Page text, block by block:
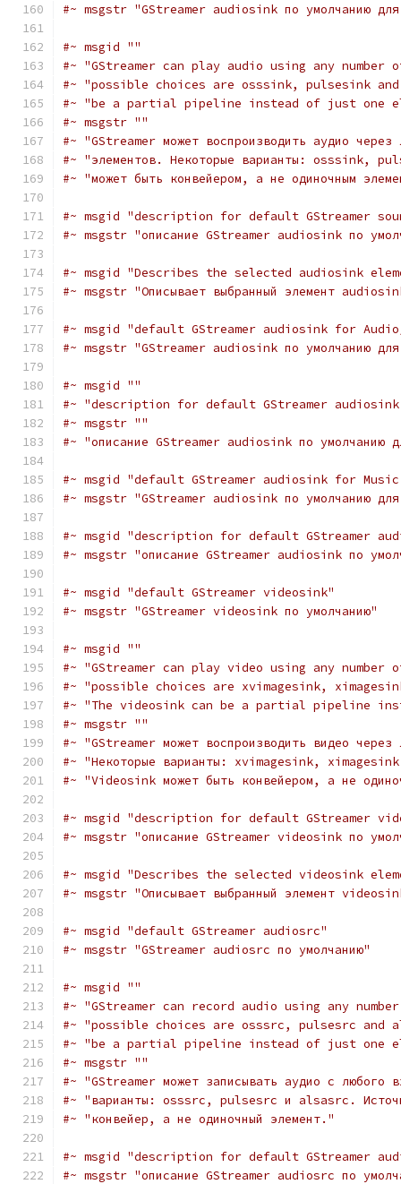
#~ msgstr "GStreamer audiosink по умолчанию для
#~ msgid ""
#~ "GStreamer can play audio using any number
#~ "possible choices are osssink, pulsesink
#~ "be a partial pipeline instead of just one
#~ msgstr ""
#~ "GStreamer может воспроизводить аудио
#~ "элементов. Некоторые варианты: osssink,
#~ "может быть конвейером, а не одиночным
#~ msgid "description for default GStreamer
#~ msgstr "описание GStreamer audiosink по
#~ msgid "Describes the selected audiosink
#~ msgstr "Описывает выбранный элемент
#~ msgid "default GStreamer audiosink for
#~ msgstr "GStreamer audiosink по умолчанию для
#~ msgid ""
#~ "description for default GStreamer
#~ msgstr ""
#~ "описание GStreamer audiosink по умолчанию
#~ msgid "default GStreamer audiosink for
#~ msgstr "GStreamer audiosink по умолчанию
#~ msgid "description for default GStreamer
#~ msgstr "описание GStreamer audiosink по
#~ msgid "default GStreamer videosink"
#~ msgstr "GStreamer videosink по умолчанию"
#~ msgid ""
#~ "GStreamer can play video using any number
#~ "possible choices are xvimagesink,
#~ "The videosink can be a partial pipeline
#~ msgstr ""
#~ "GStreamer может воспроизводить видео
#~ "Некоторые варианты: xvimagesink,
#~ "Videosink может быть конвейером, а не
#~ msgid "description for default GStreamer
#~ msgstr "описание GStreamer videosink по
#~ msgid "Describes the selected videosink
#~ msgstr "Описывает выбранный элемент
#~ msgid "default GStreamer audiosrc"
#~ msgstr "GStreamer audiosrc по умолчанию"
#~ msgid ""
#~ "GStreamer can record audio using any
#~ "possible choices are osssrc, pulsesrc and
#~ "be a partial pipeline instead of just one
#~ msgstr ""
#~ "GStreamer может записывать аудио с любого
#~ "варианты: osssrc, pulsesrc и alsasrc.
#~ "конвейер, а не одиночный элемент."
#~ msgid "description for default GStreamer
#~ msgstr "описание GStreamer audiosrc по